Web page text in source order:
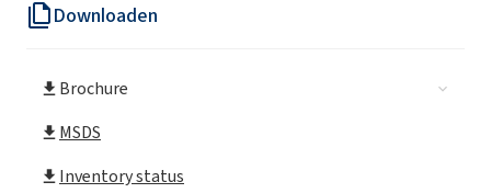
Downloaden
Brochure
MSDS
Inventory status
ROKAfenol N22/30 (Nonylphenol
ROKAfenol N40 (Nonylphenol